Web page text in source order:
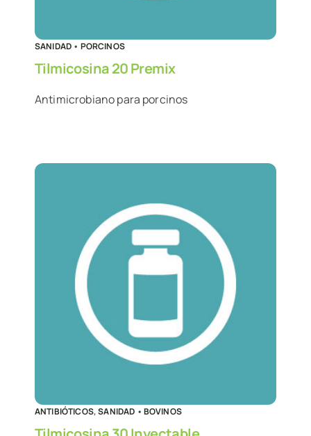
SANIDAD • PORCINOS
Tilmicosina 20 Premix
Antimicrobiano para porcinos
ANTIBIÓTICOS,SANIDAD • BOVINOS